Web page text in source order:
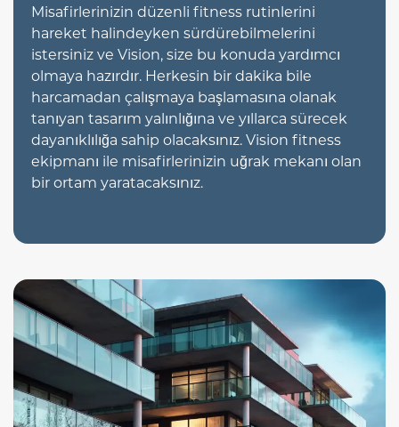
Misafirlerinizin düzenli fitness rutinlerini
hareket halindeyken sürdürebilmelerini
istersiniz ve Vision, size bu konuda yardımcı
olmaya hazırdır. Herkesin bir dakika bile
harcamadan çalışmaya başlamasına olanak
tanıyan tasarım yalınlığına ve yıllarca sürecek
dayanıklılığa sahip olacaksınız. Vision fitness
ekipmanı ile misafirlerinizin uğrak mekanı olan
bir ortam yaratacaksınız.